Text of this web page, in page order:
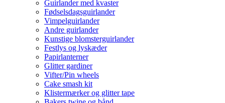
Guirlander med kvaster
Fødselsdagsguirlander
Vimpelguirlander
Andre guirlander
Kunstige blomsterguirlander
Festlys og lyskæder
Papirlanterner
Glitter gardiner
Vifter/Pin wheels
Cake smash kit
Klistermærker og glitter tape